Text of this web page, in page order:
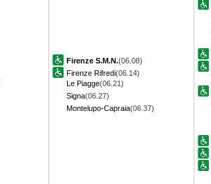
Firenze S.M.N.(06.08)
Firenze Rifredi(06.14)
Le Piagge(06.21)
Signa(06.27)
Montelupo-Capraia(06.37)